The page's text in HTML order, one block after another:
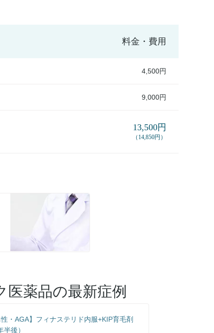
料金・費用
4,500円
9,000円
13,500円
（14,850円）
医薬品の最新症例
性・AGA】フィナステリド内服+KIP育毛剤
後）